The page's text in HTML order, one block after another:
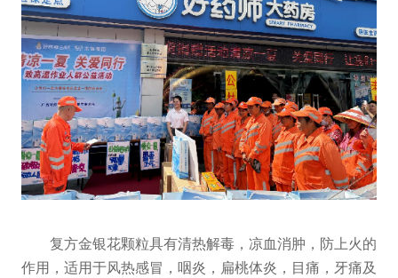
复方金银花颗粒具有清热解毒，凉血消肿，防上火的
作用，适用于风热感冒，咽炎，扁桃体炎，目痛，牙痛及